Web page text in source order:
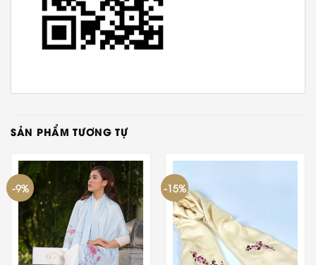
SẢN PHẨM TƯƠNG TỰ
-9% -15%